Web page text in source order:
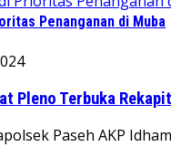
Penanganan di Muba
Pleno Terbuka
Paseh AKP